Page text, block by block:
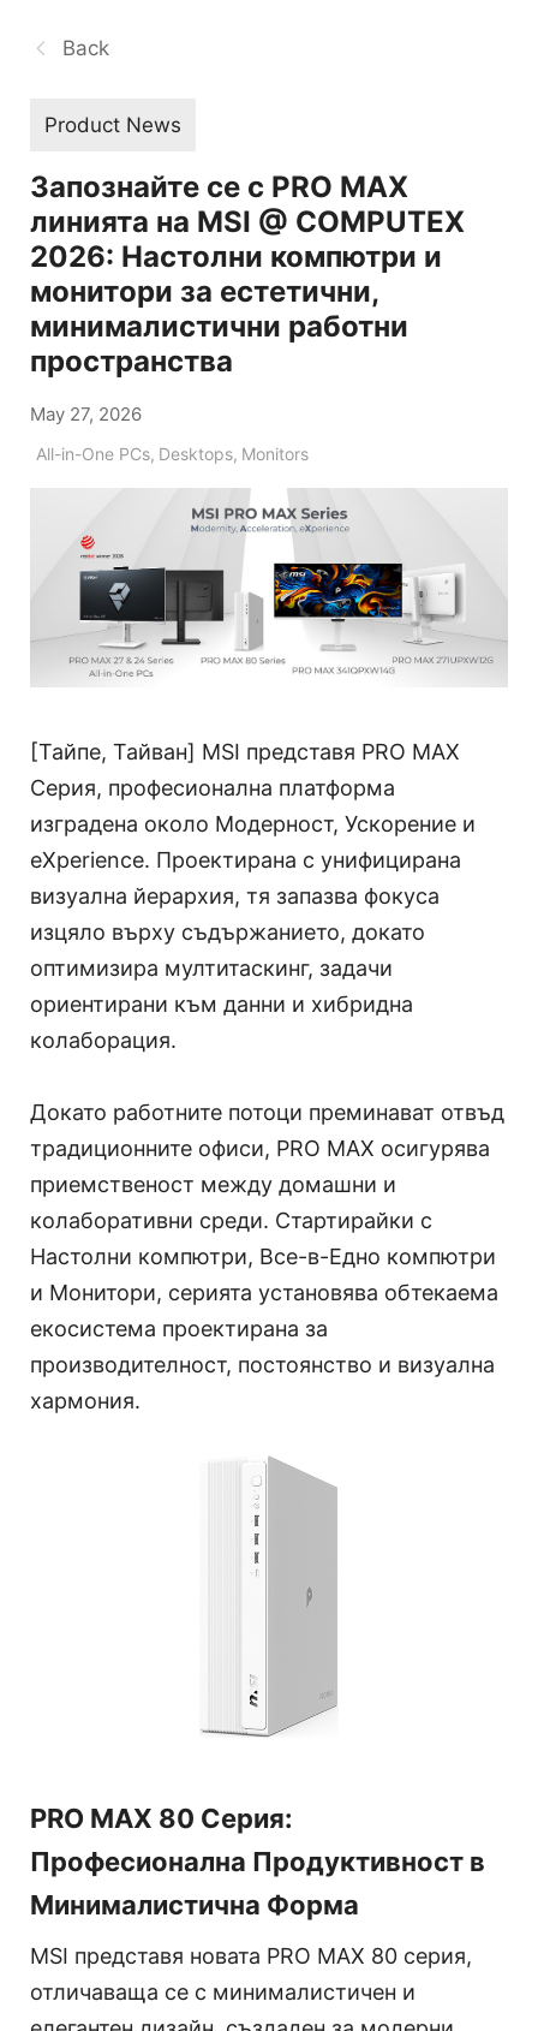
Back
Product News
Запознайте се с PRO MAX
линията на MSI @ COMPUTEX
2026: Настолни компютри и
монитори за естетични,
минималистични работни
пространства
May 27, 2026
All-in-One PCs, Desktops, Monitors
[Тайпе, Тайван] MSI представя PRO MAX
Серия, професионална платформа
изградена около Модерност, Ускорение и
eXperience. Проектирана с унифицирана
визуална йерархия, тя запазва фокуса
изцяло върху съдържанието, докато
оптимизира мултитаскинг, задачи
ориентирани към данни и хибридна
колаборация.
Докато работните потоци преминават отвъд
традиционните офиси, PRO MAX осигурява
приемственост между домашни и
колаборативни среди. Стартирайки с
Настолни компютри, Все-в-Едно компютри
и Монитори, серията установява обтекаема
екосистема проектирана за
производителност, постоянство и визуална
хармония.
PRO MAX 80 Серия:
Професионална Продуктивност в
Минималистична Форма
MSI представя новата PRO MAX 80 серия,
отличаваща се с минималистичен и